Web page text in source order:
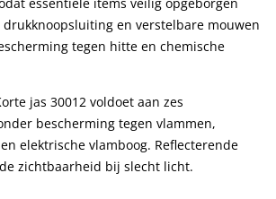
drukknoopsluiting en verstelbare mouwen
tegen hitte en chemische
jas 30012 voldoet aan zes
bescherming tegen vlammen,
elektrische vlamboog. Reflecterende
zichtbaarheid bij slecht licht.